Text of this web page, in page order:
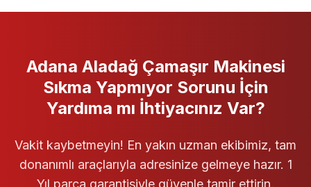
Adana Aladağ Çamaşır Makinesi
Sıkma Yapmıyor Sorunu İçin
Yardıma mı İhtiyacınız Var?
Vakit kaybetmeyin! En yakın uzman ekibimiz, tam
donanımlı araçlarıyla adresinize gelmeye hazır. 1
Yıl parça garantisiyle güvenle tamir ettirin.